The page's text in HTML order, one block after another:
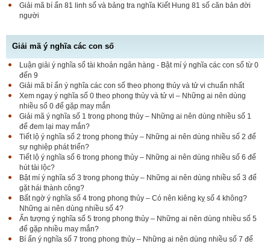
Giải mã bí ẩn 81 linh số và bảng tra nghĩa Kiết Hung 81 số căn bản đời
người
Giải mã ý nghĩa các con số
Luận giải ý nghĩa số tài khoản ngân hàng - Bật mí ý nghĩa các con số từ 0
đến 9
Giải mã bí ẩn ý nghĩa các con số theo phong thủy và tử vi chuẩn nhất
Xem ngay ý nghĩa số 0 theo phong thủy và tử vi – Những ai nên dùng
nhiều số 0 để gặp may mắn
Giải mã ý nghĩa số 1 trong phong thủy – Những ai nên dùng nhiều số 1
để đem lại may mắn?
Tiết lộ ý nghĩa số 2 trong phong thủy – Những ai nên dùng nhiều số 2 để
sự nghiệp phát triển?
Tiết lộ ý nghĩa số 6 trong phong thủy – Những ai nên dùng nhiều số 6 để
hút tài lộc?
Bật mí ý nghĩa số 3 trong phong thủy – Những ai nên dùng nhiều số 3 để
gặt hái thành công?
Bất ngờ ý nghĩa số 4 trong phong thủy – Có nên kiêng kỵ số 4 không?
Những ai nên dùng nhiều số 4?
Ấn tượng ý nghĩa số 5 trong phong thủy – Những ai nên dùng nhiều số 5
để gặp nhiều may mắn?
Bí ẩn ý nghĩa số 7 trong phong thủy – Những ai nên dùng nhiều số 7 để